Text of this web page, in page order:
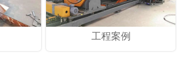
工程案例